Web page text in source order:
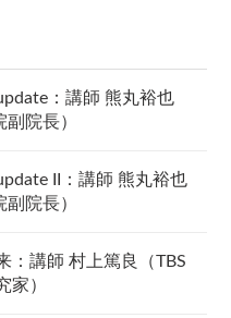
：講師 熊丸裕也
副院長）
II：講師 熊丸裕也
副院長）
：講師 村上篤良（TBS
家）